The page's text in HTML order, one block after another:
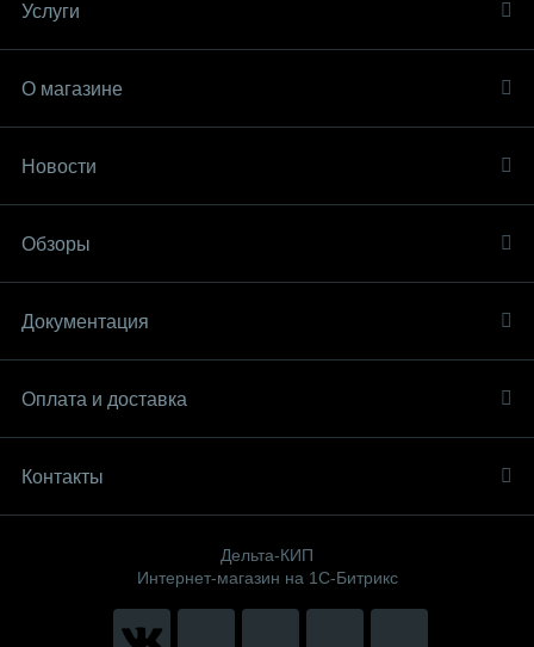
Услуги
О магазине
Новости
Обзоры
Документация
Оплата и доставка
Контакты
Дельта-КИП
Интернет-магазин на 1С-Битрикс